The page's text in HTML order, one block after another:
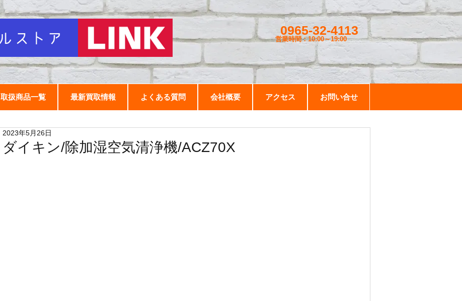
0965-32-4113
営業時間：10:00～19:00
取扱商品一覧 最新買取情報 よくある質問 会社概要 アクセス お問い合せ
ダイキン/除加湿空気清浄機/ACZ70X
2023年5月26日